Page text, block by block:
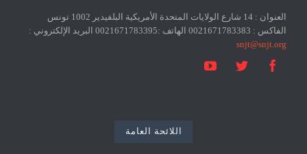
العنوان : 14 شارع الولايات المتحدة الأمريكية البلفيدير 1002 تونس
الفاكس : 0021671783383 الهاتف :0021671783395 البريد الإلكتروني :
snjt@snjt.org



اللائحة العامة